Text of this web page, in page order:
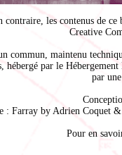
contraire, les contenus de ce
Creative
commun, maintenu
, hébergé par le
par
: Farray byAdrien Coquet &
Pour en